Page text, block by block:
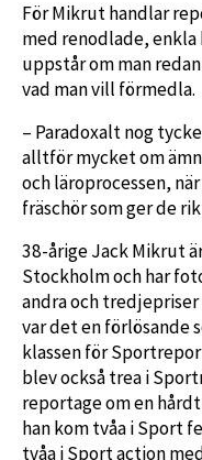
För Mikrut handlar
med renodlade,
uppstår om man
vad man vill förmedla.
– Paradoxalt nog
alltför mycket om
och läroprocessen,
fräschör som ger de
38-årige Jack Mikrut
Stockholm och har
andra och tredjepriser
var det en förlösande
klassen för
blev också trea i
reportage om en
han kom tvåa i Sport
tvåa i Sport action